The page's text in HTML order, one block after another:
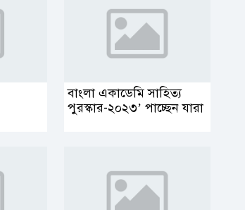
বাংলা একাডেমি সাহিত্য
পুরস্কার-২০২৩’ পাচ্ছেন যারা